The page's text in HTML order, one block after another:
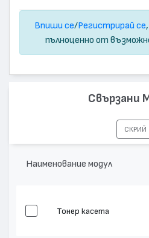
Впиши се/Регистрирай се
пълноценно от
Свързани
СКРИЙ
Наименование модул
Тонер касета